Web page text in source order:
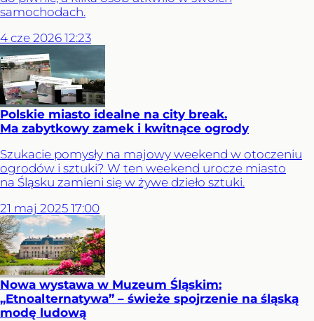
samochodach.
4 cze 2026 12:23
Polskie miasto idealne na city break.
Ma zabytkowy zamek i kwitnące ogrody
Szukacie pomysły na majowy weekend w otoczeniu
ogrodów i sztuki? W ten weekend urocze miasto
na Śląsku zamieni się w żywe dzieło sztuki.
21 maj 2025 17:00
Nowa wystawa w Muzeum Śląskim:
„Etnoalternatywa” – świeże spojrzenie na śląską
modę ludową